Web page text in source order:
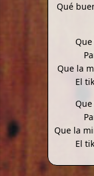
Qué
Que la
El
Que la
El